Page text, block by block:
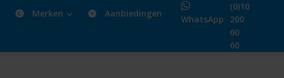
Merken Aanbiedingen
WhatsApp
(0)10
200
60
60